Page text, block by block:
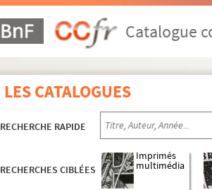
Catalogue
LES CATALOGUES
RECHERCHE RAPIDE
RECHERCHES CIBLÉES
Imprimés
multimédia